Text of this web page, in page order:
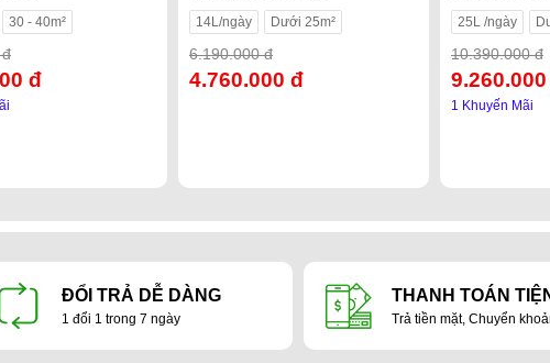
30 - 40m²
đ
14L/ngày Dưới 25m²
6.190.000 đ
4.760.000 đ
25L /ngày
10.390.000 đ
1 Khuyến Mãi
ĐỔI TRẢ DỄ DÀNG
1 đổi 1 trong 7 ngày
THANH TOÁN
Trả tiền mặt, Chuyển